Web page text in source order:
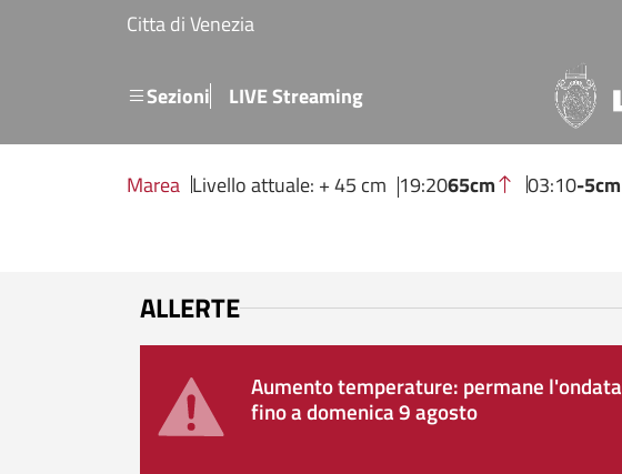
Salta al contenuto principale
Citta di Venezia
SezioniMenu secondario
LIVE Streaming
Marea Livello attuale: + 45 cm 19:2065cm 03:10-5cm
ALLERTE
Aumento temperature: permane
fino a domenica 9 agosto